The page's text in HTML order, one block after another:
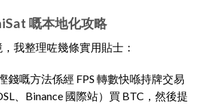
嘅本地化攻略
我整理咗幾條實用貼士：
錢嘅方法係經 FPS 轉數快喺持牌交易
、Binance 國際站）買 BTC，然後提